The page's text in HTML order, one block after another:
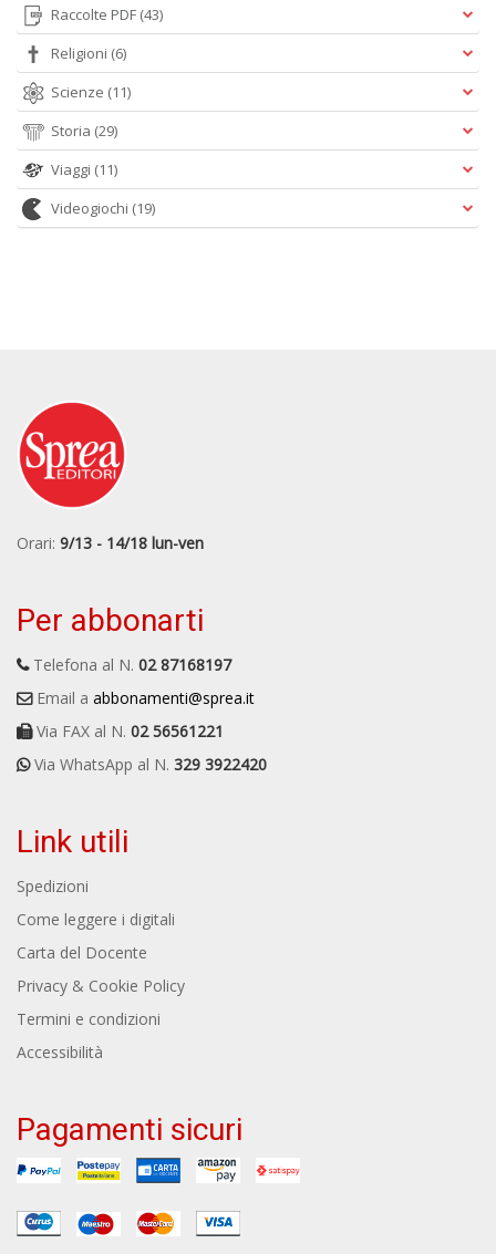
Raccolte PDF (43)
Religioni (6)
Scienze (11)
Storia (29)
Viaggi (11)
Videogiochi (19)
Orari: 9/13 - 14/18 lun-ven
Per abbonarti
Telefona al N. 02 87168197
Email a abbonamenti@sprea.it
Via FAX al N. 02 56561221
Via WhatsApp al N. 329 3922420
Link utili
Spedizioni
Come leggere i digitali
Carta del Docente
Privacy & Cookie Policy
Termini e condizioni
Accessibilità
Pagamenti sicuri